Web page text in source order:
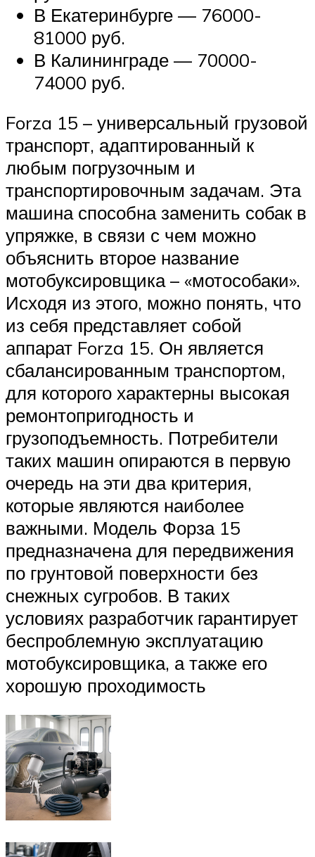
В Екатеринбурге — 76000-
81000 руб.
В Калининграде — 70000-
74000 руб.
Forza 15 – универсальный грузовой
транспорт, адаптированный к
любым погрузочным и
транспортировочным задачам. Эта
машина способна заменить собак в
упряжке, в связи с чем можно
объяснить второе название
мотобуксировщика – «мотособаки».
Исходя из этого, можно понять, что
из себя представляет собой
аппарат Forza 15. Он является
сбалансированным транспортом,
для которого характерны высокая
ремонтопригодность и
грузоподъемность. Потребители
таких машин опираются в первую
очередь на эти два критерия,
которые являются наиболее
важными. Модель Форза 15
предназначена для передвижения
по грунтовой поверхности без
снежных сугробов. В таких
условиях разработчик гарантирует
беспроблемную эксплуатацию
мотобуксировщика, а также его
хорошую проходимость